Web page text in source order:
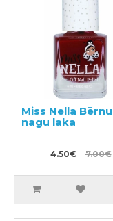
Miss Nella Bērnu
nagu laka
4.50€ 7.00€